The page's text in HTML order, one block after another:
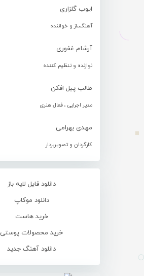
ایوب گلزاری
آهنگساز و خواننده
آرشام غفوری
نوازنده و تنظیم کننده
طالب پیل افکن
مدیر اجرایی ، فعال هنری
مهدی بهرامی
کارگردان و تصویربردار
دانلود فایل لایه باز
دانلود موکاپ
خرید هاست
خرید محصولات پوستی
دانلود آهنگ جدید